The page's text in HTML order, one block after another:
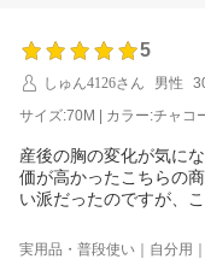
5
しゅん4126さん
男性
サイズ:70M | カラー:チャコ
産後の胸の変化が気に
価が高かったこちらの
い派だったのですが、
いても違和感が少なく
す。
実用品・普段使い｜自分用